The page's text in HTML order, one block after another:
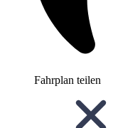
Fahrplan teilen